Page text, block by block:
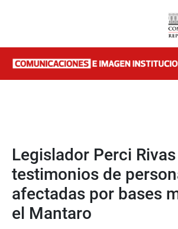
Legislador Perci
testimonios de
afectadas por bases
el Mantaro